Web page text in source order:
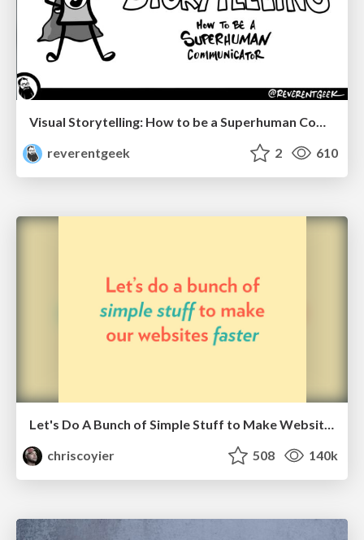
Visual Storytelling: How to be a Superhuman Communicator
reverentgeek
2 610
Let's Do A Bunch of Simple Stuff to Make Websites Faster
chriscoyier
508 140k